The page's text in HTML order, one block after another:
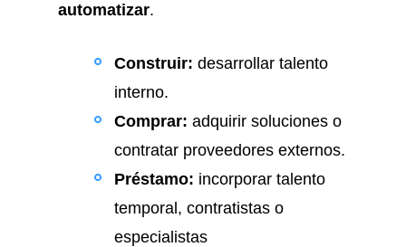
automatizar.
Construir: desarrollar talento
interno.
Comprar: adquirir soluciones o
contratar proveedores externos.
Préstamo: incorporar talento
temporal, contratistas o
especialistas